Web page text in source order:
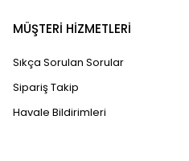
MÜŞTERİ HİZMETLERİ
Sıkça Sorulan Sorular
Sipariş Takip
Havale Bildirimleri